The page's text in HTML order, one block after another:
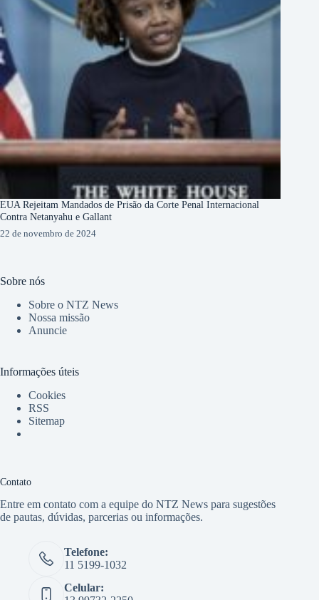
EUA Rejeitam Mandados de Prisão da Corte Penal Internacional
Contra Netanyahu e Gallant
22 de novembro de 2024
Sobre nós
Sobre o NTZ News
Nossa missão
Anuncie
Informações úteis
Cookies
RSS
Sitemap
Contato
Entre em contato com a equipe do NTZ News para sugestões
de pautas, dúvidas, parcerias ou informações.
Telefone:
11 5199-1032
Celular: